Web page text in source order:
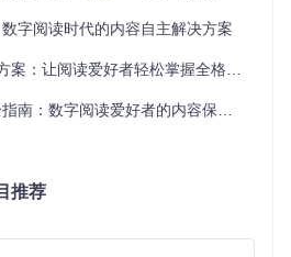
备厨具一样，合适的工具能让后续
"插件容器"，能安全管理各类用户
downloader项目代码：
到您的电脑中，就像把一整套工具
，建议使用Git GUI工具（如GitHu
字阅读时代的内容自主解决方案
让阅读爱好者轻松掌握全格式资源管理
数字阅读爱好者的内容保存与管理方案
推荐